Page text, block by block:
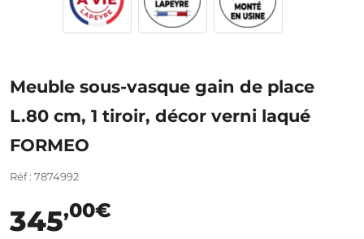
Meuble sous-vasque gain de place
L.80 cm, 1 tiroir, décor verni laqué
FORMEO
Réf : 7874992
345,00€